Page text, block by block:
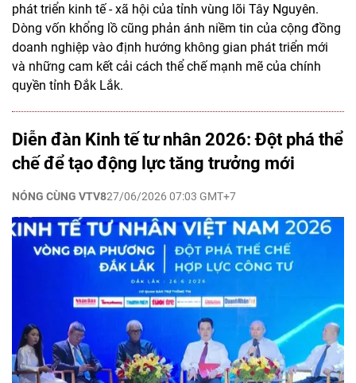
phát triển kinh tế - xã hội của tỉnh vùng lõi Tây Nguyên.
Dòng vốn khổng lồ cũng phản ánh niềm tin của cộng đồng
doanh nghiệp vào định hướng không gian phát triển mới
và những cam kết cải cách thể chế mạnh mẽ của chính
quyền tỉnh Đắk Lắk.
Diễn đàn Kinh tế tư nhân 2026: Đột phá thể
chế để tạo động lực tăng trưởng mới
NÓNG CÙNG VTV827/06/2026 07:03 GMT+7